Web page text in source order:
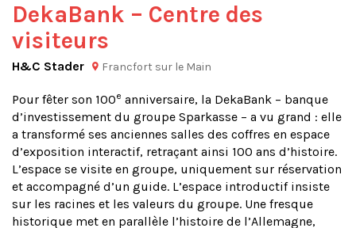
DekaBank – Centre des
visiteurs
H&C Stader Francfort sur le Main
Pour fêter son 100e anniversaire, la DekaBank – banque
d’investissement du groupe Sparkasse – a vu grand : elle
a transformé ses anciennes salles des coffres en espace
d’exposition interactif, retraçant ainsi 100 ans d’histoire.
L’espace se visite en groupe, uniquement sur réservation
et accompagné d’un guide. L’espace introductif insiste
sur les racines et les valeurs du groupe. Une fresque
historique met en parallèle l’histoire de l’Allemagne,